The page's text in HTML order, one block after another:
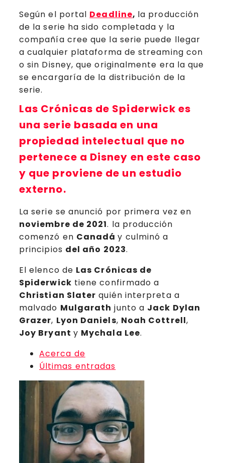
Según el portal Deadline, la producción
de la serie ha sido completada y la
compañía cree que la serie puede llegar
a cualquier plataforma de streaming con
o sin Disney, que originalmente era la que
se encargaría de la distribución de la
serie.
Las Crónicas de Spiderwick es
una serie basada en una
propiedad intelectual que no
pertenece a Disney en este caso
y que proviene de un estudio
externo.
La serie se anunció por primera vez en
noviembre de 2021. la producción
comenzó en Canadáy culminó a
principios del año 2023.
El elenco de Las Crónicas de
Spiderwick tiene confirmado a
Christian Slater quién interpreta a
malvado Mulgarath junto a Jack Dylan
Grazer, Lyon Daniels, Noah Cottrell,
Joy Bryant y Mychala Lee.
Acerca de
Últimas entradas